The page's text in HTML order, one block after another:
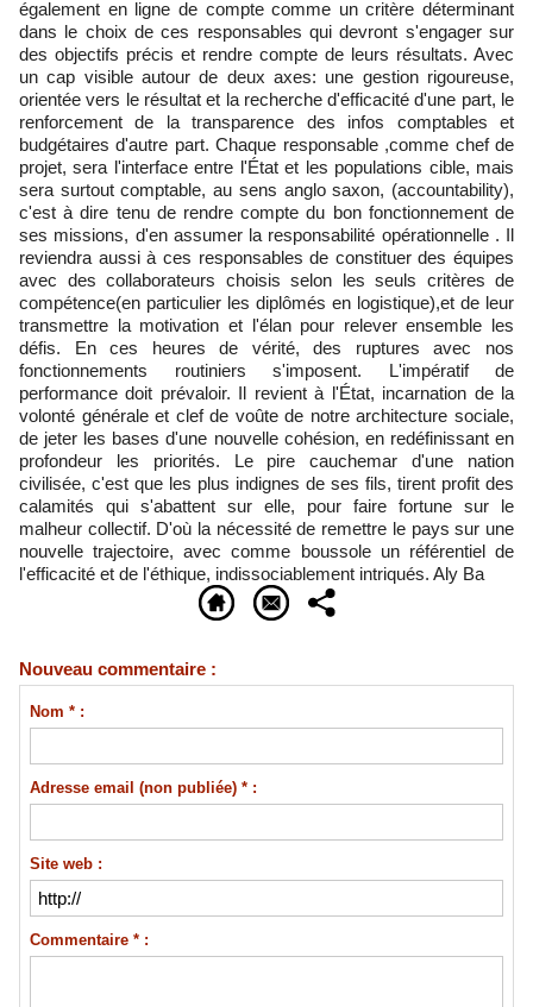
également en ligne de compte comme un critère déterminant
dans le choix de ces responsables qui devront s'engager sur
des objectifs précis et rendre compte de leurs résultats. Avec
un cap visible autour de deux axes: une gestion rigoureuse,
orientée vers le résultat et la recherche d'efficacité d'une part, le
renforcement de la transparence des infos comptables et
budgétaires d'autre part. Chaque responsable ,comme chef de
projet, sera l'interface entre l'État et les populations cible, mais
sera surtout comptable, au sens anglo saxon, (accountability),
c'est à dire tenu de rendre compte du bon fonctionnement de
ses missions, d'en assumer la responsabilité opérationnelle . Il
reviendra aussi à ces responsables de constituer des équipes
avec des collaborateurs choisis selon les seuls critères de
compétence(en particulier les diplômés en logistique),et de leur
transmettre la motivation et l'élan pour relever ensemble les
défis. En ces heures de vérité, des ruptures avec nos
fonctionnements routiniers s'imposent. L'impératif de
performance doit prévaloir. Il revient à l'État, incarnation de la
volonté générale et clef de voûte de notre architecture sociale,
de jeter les bases d'une nouvelle cohésion, en redéfinissant en
profondeur les priorités. Le pire cauchemar d'une nation
civilisée, c'est que les plus indignes de ses fils, tirent profit des
calamités qui s'abattent sur elle, pour faire fortune sur le
malheur collectif. D'où la nécessité de remettre le pays sur une
nouvelle trajectoire, avec comme boussole un référentiel de
l'efficacité et de l'éthique, indissociablement intriqués. Aly Ba
Nouveau commentaire :
Nom * :
Adresse email (non publiée) * :
Site web :
Commentaire * :